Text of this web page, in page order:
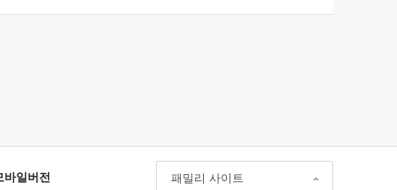
바일버전 패밀리 사이트